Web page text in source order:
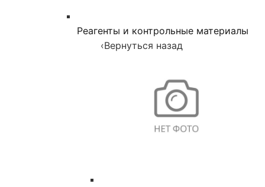
Реагенты и контрольные материалы
‹Вернуться назад